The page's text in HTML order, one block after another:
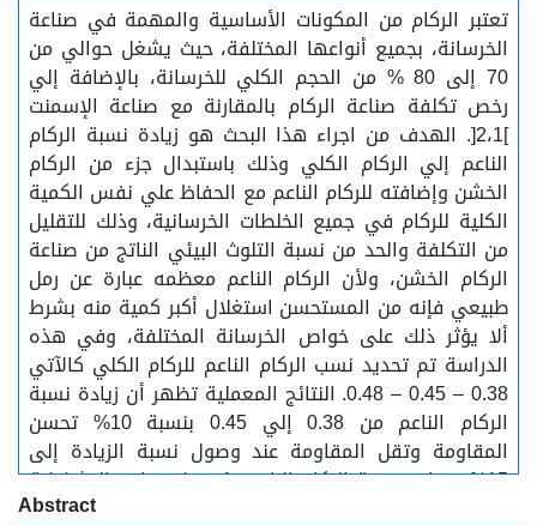
تعتبر الركام من المكونات الأساسية والمهمة في صناعة
الخرسانة، بجميع أنواعها المختلفة، حيث يشغل حوالي من
70 إلى 80 % من الحجم الكلي للخرسانة، بالإضافة إلي
رخص تكلفة صناعة الركام بالمقارنة مع صناعة الإسمنت
]2،1[. الهدف من اجراء هذا البحث هو زيادة نسبة الركام
الناعم إلي الركام الكلي وذلك باستبدال جزء من الركام
الخشن وإضافته للركام الناعم مع الحفاظ علي نفس الكمية
الكلية للركام في جميع الخلطات الخرسانية، وذلك للتقليل
من التكلفة والحد من نسبة التلوث البيئي الناتج من صناعة
الركام الخشن، ولأن الركام الناعم معظمه عبارة عن رمل
طبيعي فإنه من المستحسن استغلال أكبر كمية منه بشرط
ألا يؤثر ذلك على خواص الخرسانة المختلفة، وفي هذه
الدراسة تم تحديد نسب الركام الناعم للركام الكلي كالآتي
0.38 – 0.45 – 0.48. النتائج المعملية تظهر أن زيادة نسبة
الركام الناعم من 0.38 إلي 0.45 بنسبة 10% تحسن
المقاومة وتقل المقاومة عند وصول نسبة الزيادة إلى
15%. وزيادة نسبة الركام الناعم تؤدي لانخفاض التشغيلية
Abstract